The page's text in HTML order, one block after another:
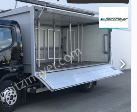
tipas:automatinis, šakių ilgis: 1 300 mm,
, bendras svoris:5 110 kg, tuščias
aukštis: 2 500 mm, bendras ilgis: 2 800
mm, didžiausias leistinas svoris: 3 500 kg
apšvietimas, padėklų šakės, šoninis